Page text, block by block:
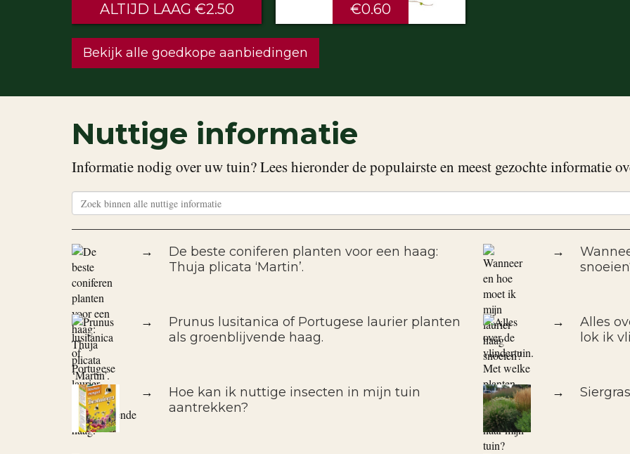
€0.60 €4.75
Bekijk alle goedkope aanbiedingen
Nuttige informatie
Informatie nodig over uw tuin? Lees hieronder de populairste en meest gezochte informatie
→
De beste coniferen planten voor een haag:
Thuja plicata ‘Martin’.
→
→
Prunus lusitanica of Portugese laurier planten
als groenblijvende haag.
→
Alles
lok ik
→
Hoe kan ik nuttige insecten in mijn tuin
aantrekken?
→